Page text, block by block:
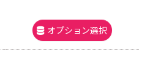
オプション選択